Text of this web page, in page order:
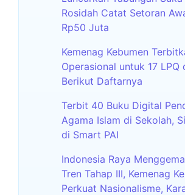
Rosidah Catat Setoran
Rp50 Juta
Kemenag Kebumen
Operasional untuk 17 LPQ
Berikut Daftarnya
Terbit 40 Buku Digital
Agama Islam di Sekolah,
di Smart PAI
Indonesia Raya
Tren Tahap III, Kemenag
Perkuat Nasionalisme,